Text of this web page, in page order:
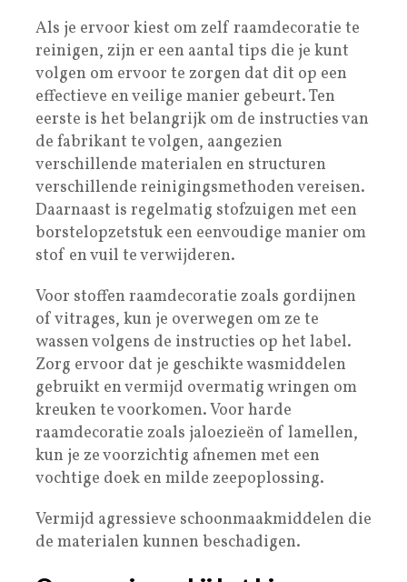
Als je ervoor kiest om zelf raamdecoratie te
reinigen, zijn er een aantal tips die je kunt
volgen om ervoor te zorgen dat dit op een
effectieve en veilige manier gebeurt. Ten
eerste is het belangrijk om de instructies van
de fabrikant te volgen, aangezien
verschillende materialen en structuren
verschillende reinigingsmethoden vereisen.
Daarnaast is regelmatig stofzuigen met een
borstelopzetstuk een eenvoudige manier om
stof en vuil te verwijderen.
Voor stoffen raamdecoratie zoals gordijnen
of vitrages, kun je overwegen om ze te
wassen volgens de instructies op het label.
Zorg ervoor dat je geschikte wasmiddelen
gebruikt en vermijd overmatig wringen om
kreuken te voorkomen. Voor harde
raamdecoratie zoals jaloezieën of lamellen,
kun je ze voorzichtig afnemen met een
vochtige doek en milde zeepoplossing.
Vermijd agressieve schoonmaakmiddelen die
de materialen kunnen beschadigen.